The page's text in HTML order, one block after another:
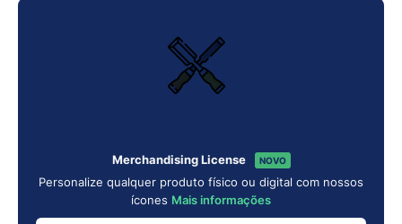
Merchandising License NOVO
Personalize qualquer produto físico ou digital com nossos
ícones Mais informações